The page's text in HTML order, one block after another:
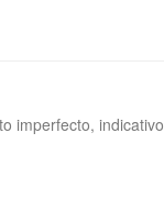
imperfecto, indicativo